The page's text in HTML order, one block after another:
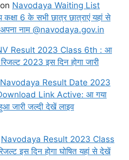
on Navodaya Waiting List
6 के सभी छात्र छात्राएं यहां से
नाम @navodaya.gov.in
Result 2023 Class 6th : आ
2023 इस दिन होगा जारी
Navodaya Result Date 2023
Link Active: आ गया
जारी जल्दी देखें लाइव
Navodaya Result 2023 Class
इस दिन होगा घोषित यहां से देखें